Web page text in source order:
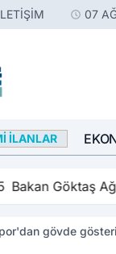
07
İLANLAR
Bakan Göktaş
gövde